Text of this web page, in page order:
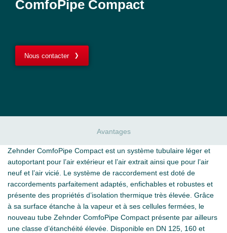
ComfoPipe Compact
Nous contacter
Avantages
Zehnder ComfoPipe Compact est un système tubulaire léger et
autoportant pour l’air extérieur et l’air extrait ainsi que pour l’air
neuf et l’air vicié. Le système de raccordement est doté de
raccordements parfaitement adaptés, enfichables et robustes et
présente des propriétés d’isolation thermique très élevée. Grâce
à sa surface étanche à la vapeur et à ses cellules fermées, le
nouveau tube Zehnder ComfoPipe Compact présente par ailleurs
une classe d’étanchéité élevée. Disponible en DN 125, 160 et